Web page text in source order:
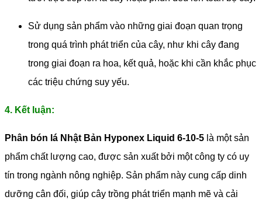
Sử dụng sản phẩm vào những giai đoạn quan trọng
trong quá trình phát triển của cây, như khi cây đang
trong giai đoạn ra hoa, kết quả, hoặc khi cần khắc phục
các triệu chứng suy yếu.
4. Kết luận:
Phân bón lá Nhật Bản Hyponex Liquid 6-10-5 là một sản
phẩm chất lượng cao, được sản xuất bởi một công ty có uy
tín trong ngành nông nghiệp. Sản phẩm này cung cấp dinh
dưỡng cân đối, giúp cây trồng phát triển mạnh mẽ và cải